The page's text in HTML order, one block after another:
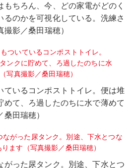
ちろん、今、どの家電がどのく
るのかを可視化している。洗練さ
影／桑田瑞穂）
ているコンポストトイレ。便は堆
めて、ろ過したのちに水で薄めて
田瑞穂）
がった尿タンク。別途、下水とつ